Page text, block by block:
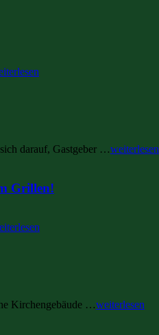
darauf, Gastgeber …weiterlesen
Grillen!
Kirchengebäude …weiterlesen